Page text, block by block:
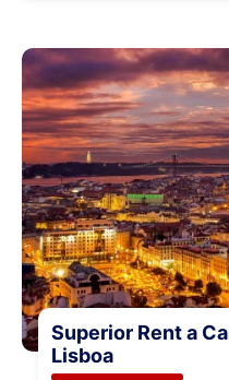
Superior Rent a
Lisboa